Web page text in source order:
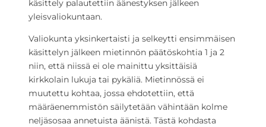
käsittely palautettiin äänestyksen jälkeen
yleisvaliokuntaan.
Valiokunta yksinkertaisti ja selkeytti ensimmäisen
käsittelyn jälkeen mietinnön päätöskohtia 1 ja 2
niin, että niissä ei ole mainittu yksittäisiä
kirkkolain lukuja tai pykäliä. Mietinnössä ei
muutettu kohtaa, jossa ehdotettiin, että
määräenemmistön säilytetään vähintään kolme
neljäsosaa annetuista äänistä. Tästä kohdasta